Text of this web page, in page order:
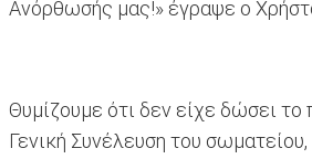
Ανόρθωσής μας!» έγραψε ο
Θυμίζουμε ότι δεν είχε δώσει
Γενική Συνέλευση του σωματείου,